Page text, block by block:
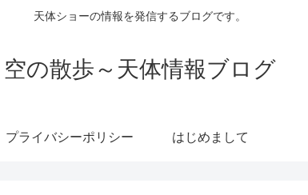
天体ショーの情報を発信するブログです。
空の散歩～天体情報ブログ
プライバシーポリシー はじめまして